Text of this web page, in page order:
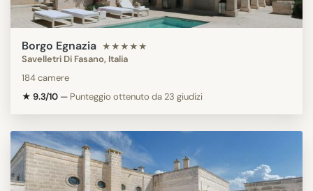
Borgo Egnazia ★★★★★
Savelletri Di Fasano, Italia
184 camere
★ 9.3/10 — Punteggio ottenuto da 23 giudizi